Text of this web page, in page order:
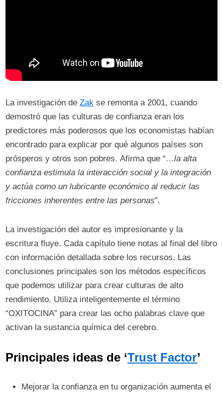
La investigación deZak se remonta a 2001, cuando
demostró que las culturas de confianza eran los
predictores más poderosos que los economistas habían
encontrado para explicar por qué algunos países son
prósperos y otros son pobres. Afirma que “…la alta
confianza estimula la interacción social y la integración
y actúa como un lubricante económico al reducir las
fricciones inherentes entre las personas”.
La investigación del autor es impresionante y la
escritura fluye. Cada capítulo tiene notas al final del libro
con información detallada sobre los recursos. Las
conclusiones principales son los métodos específicos
que podemos utilizar para crear culturas de alto
rendimiento. Utiliza inteligentemente el término
“OXITOCINA” para crear las ocho palabras clave que
activan la sustancia química del cerebro.
Principales ideas de ‘Trust Factor’
Mejorar la confianza en tu organización aumenta el